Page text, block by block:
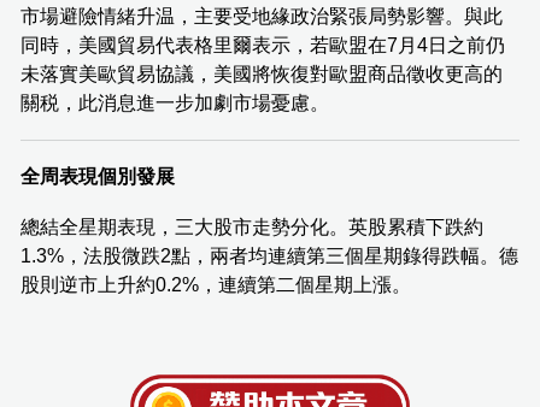
市場避險情緒升温，主要受地緣政治緊張局勢影響。與此
同時，美國貿易代表格里爾表示，若歐盟在7月4日之前仍
未落實美歐貿易協議，美國將恢復對歐盟商品徵收更高的
關税，此消息進一步加劇市場憂慮。
全周表現個別發展
總結全星期表現，三大股市走勢分化。英股累積下跌約
1.3%，法股微跌2點，兩者均連續第三個星期錄得跌幅。德
股則逆市上升約0.2%，連續第二個星期上漲。